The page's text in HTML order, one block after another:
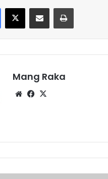
Facebook
X Share via Email Print
Mang Raka
WebsiteFacebook